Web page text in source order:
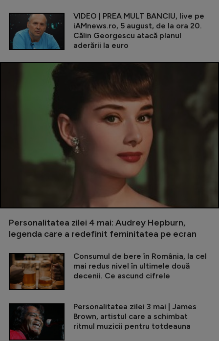
VIDEO | PREA MULT BANCIU, live pe
iAMnews.ro, 5 august, de la ora 20.
Călin Georgescu atacă planul
aderării la euro
Personalitatea zilei 4 mai: Audrey Hepburn,
legenda care a redefinit feminitatea pe ecran
Consumul de bere în România, la cel
mai redus nivel în ultimele două
decenii. Ce ascund cifrele
Personalitatea zilei 3 mai | James
Brown, artistul care a schimbat
ritmul muzicii pentru totdeauna